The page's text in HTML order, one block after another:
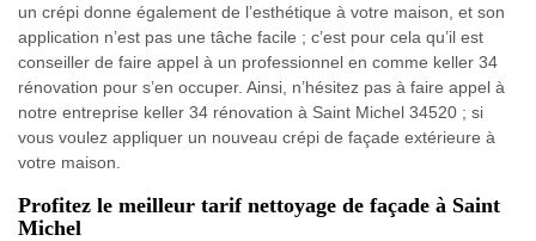
un crépi donne également de l’esthétique à votre maison, et son
application n’est pas une tâche facile ; c’est pour cela qu’il est
conseiller de faire appel à un professionnel en comme keller 34
rénovation pour s’en occuper. Ainsi, n’hésitez pas à faire appel à
notre entreprise keller 34 rénovation à Saint Michel 34520 ; si
vous voulez appliquer un nouveau crépi de façade extérieure à
votre maison.
Profitez le meilleur tarif nettoyage de façade à Saint
Michel